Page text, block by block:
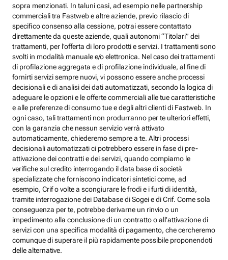
sopra menzionati. In taluni casi, ad esempio nelle partnership
commerciali tra Fastweb e altre aziende, previo rilascio di
specifico consenso alla cessione, potrai essere contattato
direttamente da queste aziende, quali autonomi “Titolari” dei
trattamenti, per l’offerta di loro prodotti e servizi. I trattamenti sono
svolti in modalità manuale e/o elettronica. Nel caso dei trattamenti
di profilazione aggregata e di profilazione individuale, al fine di
fornirti servizi sempre nuovi, vi possono essere anche processi
decisionali e di analisi dei dati automatizzati, secondo la logica di
adeguare le opzioni e le offerte commerciali alle tue caratteristiche
e alle preferenze di consumo tue e degli altri clienti di Fastweb. In
ogni caso, tali trattamenti non produrranno per te ulteriori effetti,
con la garanzia che nessun servizio verrà attivato
automaticamente, chiederemo sempre a te. Altri processi
decisionali automatizzati ci potrebbero essere in fase di pre-
attivazione dei contratti e dei servizi, quando compiamo le
verifiche sul credito interrogando il data base di società
specializzate che forniscono indicatori sintetici come, ad
esempio, Crif o volte a scongiurare le frodi e i furti di identità,
tramite interrogazione dei Database di Sogei e di Crif. Come sola
conseguenza per te, potrebbe derivarne un rinvio o un
impedimento alla conclusione di un contratto o all’attivazione di
servizi con una specifica modalità di pagamento, che cercheremo
comunque di superare il più rapidamente possibile proponendoti
delle alternative.